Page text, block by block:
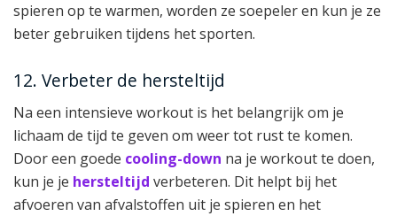
spieren op te warmen, worden ze soepeler en kun je ze
beter gebruiken tijdens het sporten.
12. Verbeter de hersteltijd
Na een intensieve workout is het belangrijk om je
lichaam de tijd te geven om weer tot rust te komen.
Door een goede cooling-down na je workout te doen,
kun je je hersteltijd verbeteren. Dit helpt bij het
afvoeren van afvalstoffen uit je spieren en het